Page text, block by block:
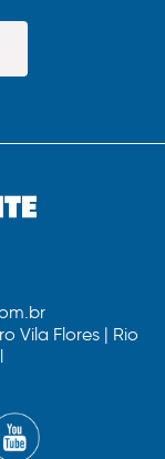
Vila Flores | Rio